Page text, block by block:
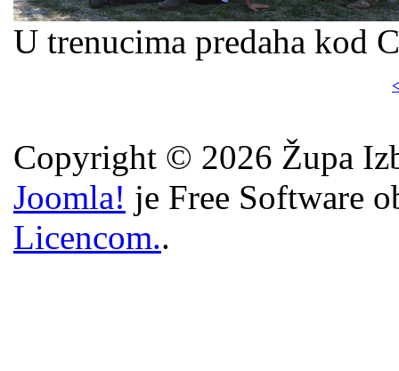
U trenucima predaha kod
Copyright © 2026 Župa
Joomla! je Free Software
Licencom..